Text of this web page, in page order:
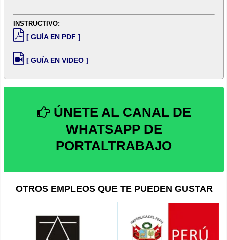
INSTRUCTIVO:
[ GUÍA EN PDF ]
[ GUÍA EN VIDEO ]
ÚNETE AL CANAL DE
WHATSAPP DE
PORTALTRABAJO
OTROS EMPLEOS QUE TE PUEDEN GUSTAR